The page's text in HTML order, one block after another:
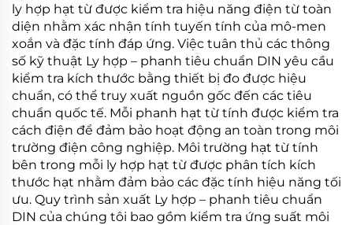
ly hợp hạt từ được kiểm tra hiệu năng điện từ toàn
diện nhằm xác nhận tính tuyến tính của mô-men
xoắn và đặc tính đáp ứng. Việc tuân thủ các thông
số kỹ thuật Ly hợp – phanh tiêu chuẩn DIN yêu cầu
kiểm tra kích thước bằng thiết bị đo được hiệu
chuẩn, có thể truy xuất nguồn gốc đến các tiêu
chuẩn quốc tế. Mỗi phanh hạt từ tính được kiểm tra
cách điện để đảm bảo hoạt động an toàn trong môi
trường điện công nghiệp. Môi trường hạt từ tính
bên trong mỗi ly hợp hạt từ được phân tích kích
thước hạt nhằm đảm bảo các đặc tính hiệu năng tối
ưu. Quy trình sản xuất Ly hợp – phanh tiêu chuẩn
DIN của chúng tôi bao gồm kiểm tra ứng suất môi